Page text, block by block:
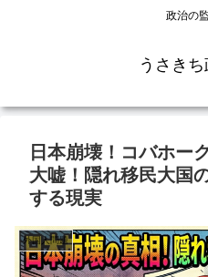
政治の
うさき
日本崩壊！コバホー
大嘘！隠れ移民大国
する現実
外国人問題